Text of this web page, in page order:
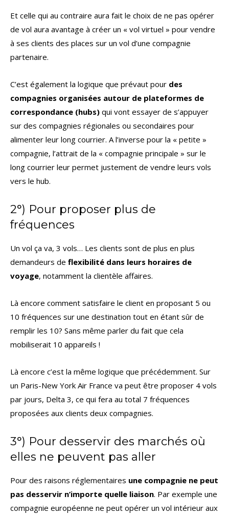
Et celle qui au contraire aura fait le choix de ne pas opérer
de vol aura avantage à créer un « vol virtuel » pour vendre
à ses clients des places sur un vol d’une compagnie
partenaire.
C’est également la logique que prévaut pour des
compagnies organisées autour de plateformes de
correspondance (hubs) qui vont essayer de s’appuyer
sur des compagnies régionales ou secondaires pour
alimenter leur long courrier. A l’inverse pour la « petite »
compagnie, l’attrait de la « compagnie principale » sur le
long courrier leur permet justement de vendre leurs vols
vers le hub.
2°) Pour proposer plus de
fréquences
Un vol ça va, 3 vols… Les clients sont de plus en plus
demandeurs de flexibilité dans leurs horaires de
voyage, notamment la clientèle affaires.
Là encore comment satisfaire le client en proposant 5 ou
10 fréquences sur une destination tout en étant sûr de
remplir les 10? Sans même parler du fait que cela
mobiliserait 10 appareils !
Là encore c’est la même logique que précédemment. Sur
un Paris-New York Air France va peut être proposer 4 vols
par jours, Delta 3, ce qui fera au total 7 fréquences
proposées aux clients deux compagnies.
3°) Pour desservir des marchés où
elles ne peuvent pas aller
Pour des raisons réglementaires une compagnie ne peut
pas desservir n’importe quelle liaison. Par exemple une
compagnie européenne ne peut opérer un vol intérieur aux